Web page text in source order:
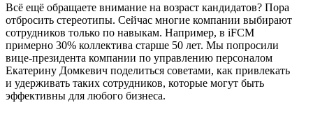
Всё ещё обращаете внимание на возраст кандидатов? Пора
отбросить стереотипы. Сейчас многие компании выбирают
сотрудников только по навыкам. Например, в iFCM
примерно 30% коллектива старше 50 лет. Мы попросили
вице-президента компании по управлению персоналом
Екатерину Домкевич поделиться советами, как привлекать
и удерживать таких сотрудников, которые могут быть
эффективны для любого бизнеса.